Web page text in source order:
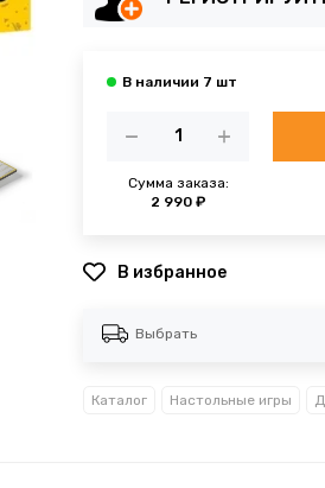
Сумма заказа:
2 990 ₽
В избранное
Выбрать
Каталог Настольные игры